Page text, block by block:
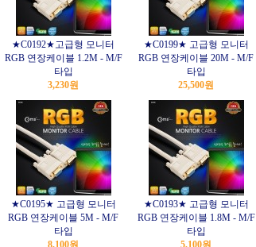
★C0192★고급형 모니터
RGB 연장케이블 1.2M - M/F
타입
3,230원
★C0199★ 고급형 모니터
RGB 연장케이블 20M - M/F
타입
25,500원
★C0195★ 고급형 모니터
RGB 연장케이블 5M - M/F
타입
8,100원
★C0193★ 고급형 모니터
RGB 연장케이블 1.8M - M/F
타입
5,100원